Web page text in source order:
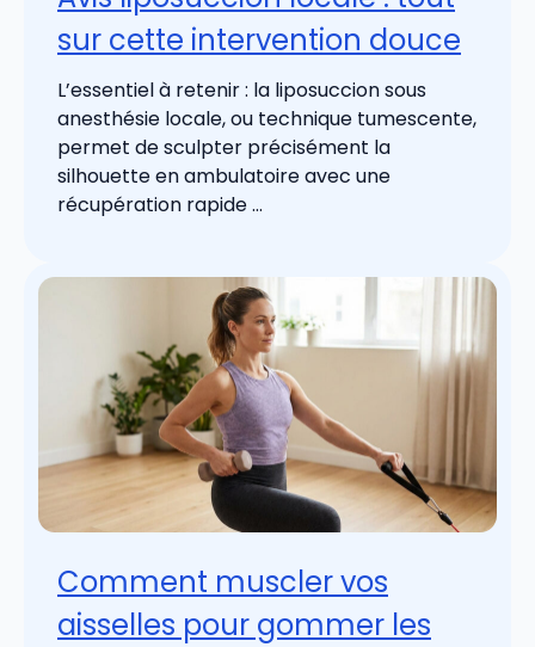
sur cette intervention douce
L’essentiel à retenir : la liposuccion sous
anesthésie locale, ou technique tumescente,
permet de sculpter précisément la
silhouette en ambulatoire avec une
récupération rapide ...
Comment muscler vos
aisselles pour gommer les